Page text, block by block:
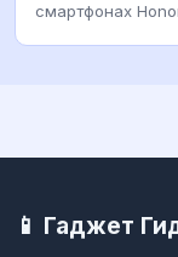
смартфонах
📱 Гаджет